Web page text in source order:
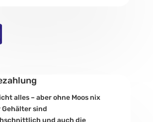
alles – aber ohne Moos nix
Gehälter sind
und auch die